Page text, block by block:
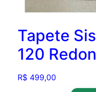
Tapete
120
R$ 499,00